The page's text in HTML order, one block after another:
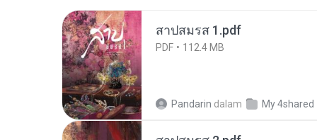
สาปสมรส 1.pdf
PDF 112.4 MB
Pandarin dalam My 4shared